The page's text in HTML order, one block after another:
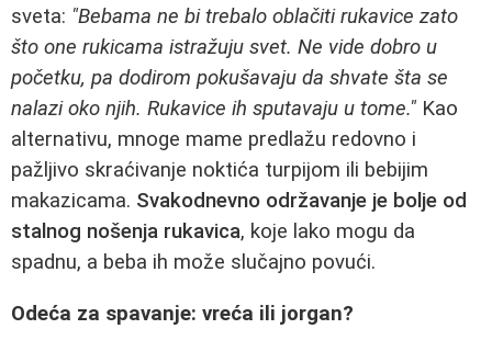
sveta: "Bebama ne bi trebalo oblačiti rukavice zato
što one rukicama istražuju svet. Ne vide dobro u
početku, pa dodirom pokušavaju da shvate šta se
nalazi oko njih. Rukavice ih sputavaju u tome." Kao
alternativu, mnoge mame predlažu redovno i
pažljivo skraćivanje noktića turpijom ili bebijim
makazicama. Svakodnevno održavanje je bolje od
stalnog nošenja rukavica, koje lako mogu da
spadnu, a beba ih može slučajno povući.
Odeća za spavanje: vreća ili jorgan?